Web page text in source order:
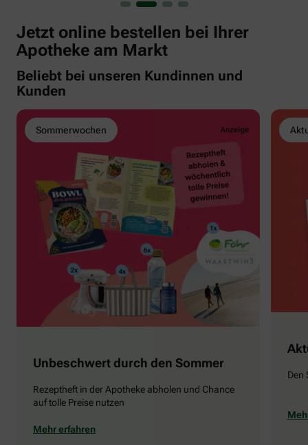
Jetzt online bestellen bei Ihrer
Apotheke am Markt
Beliebt bei unseren Kundinnen und
Kunden
Sommerwochen
Unbeschwert durch den Sommer
Rezeptheft in der Apotheke abholen und Chance
auf tolle Preise nutzen
Mehr erfahren
Den